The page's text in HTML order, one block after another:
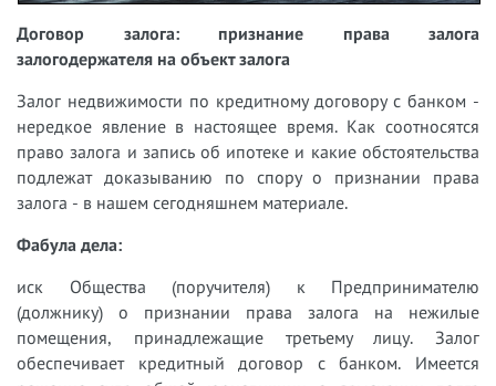
Договор залога: признание права залога
залогодержателя на объект залога
Залог недвижимости по кредитному договору с банком -
нередкое явление в настоящее время. Как соотносятся
право залога и запись об ипотеке и какие обстоятельства
подлежат доказыванию по спору о признании права
залога - в нашем сегодняшнем материале.
Фабула дела:
иск Общества (поручителя) к Предпринимателю
(должнику) о признании права залога на нежилые
помещения, принадлежащие третьему лицу. Залог
обеспечивает кредитный договор с банком. Имеется